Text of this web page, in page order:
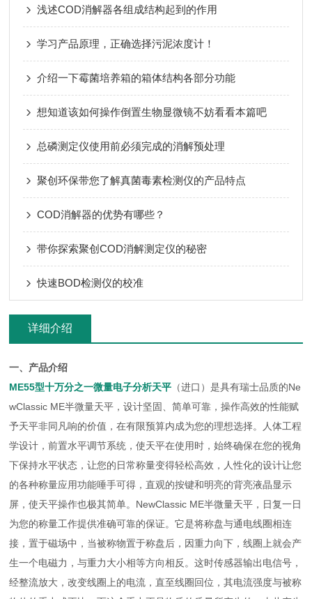
浅述COD消解器各组成结构起到的作用
学习产品原理，正确选择污泥浓度计！
介绍一下霉菌培养箱的箱体结构各部分功能
想知道该如何操作倒置生物显微镜不妨看看本篇吧
总磷测定仪使用前必须完成的消解预处理
聚创环保带您了解真菌毒素检测仪的产品特点
COD消解器的优势有哪些？
带你探索聚创COD消解测定仪的秘密
快速BOD检测仪的校准
详细介绍
一、产品介绍
ME55型十万分之一微量电子分析天平 （进口）是具有瑞士品质的Ne
wClassic ME半微量天平，设计坚固、简单可靠，操作高效的性能赋
予天平非同凡响的价值，在有限预算内成为您的理想选择。人体工程
学设计，前置水平调节系统，使天平在使用时，始终确保在您的视角
下保持水平状态，让您的日常称量变得轻松高效，人性化的设计让您
的各种称量应用功能唾手可得，直观的按键和明亮的背亮液晶显示
屏，使天平操作也极其简单。NewClassic ME半微量天平，日复一日
为您的称量工作提供准确可靠的保证。它是将称盘与通电线圈相连
接，置于磁场中，当被称物置于称盘后，因重力向下，线圈上就会产
生一个电磁力，与重力大小相等方向相反。这时传感器输出电信号，
经整流放大，改变线圈上的电流，直至线圈回位，其电流强度与被称